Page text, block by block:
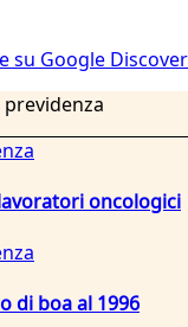
su Google
oncologici
di boa al 1996